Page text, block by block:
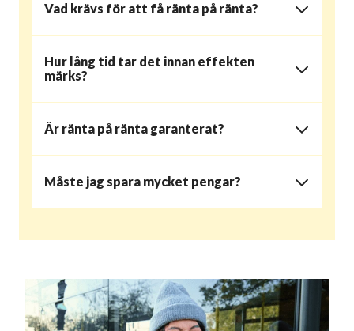
Vad krävs för att få ränta på ränta?
Hur lång tid tar det innan effekten
märks?
Är ränta på ränta garanterat?
Måste jag spara mycket pengar?